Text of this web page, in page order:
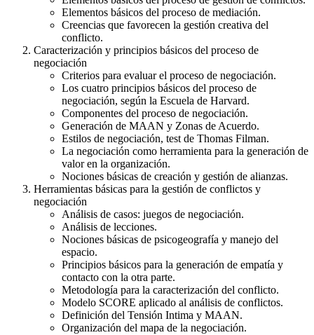
Elementos básicos del proceso de mediación.
Creencias que favorecen la gestión creativa del
conflicto.
Caracterización y principios básicos del proceso de
negociación
Criterios para evaluar el proceso de negociación.
Los cuatro principios básicos del proceso de
negociación, según la Escuela de Harvard.
Componentes del proceso de negociación.
Generación de MAAN y Zonas de Acuerdo.
Estilos de negociación, test de Thomas Filman.
La negociación como herramienta para la generación de
valor en la organización.
Nociones básicas de creación y gestión de alianzas.
Herramientas básicas para la gestión de conflictos y
negociación
Análisis de casos: juegos de negociación.
Análisis de lecciones.
Nociones básicas de psicogeografía y manejo del
espacio.
Principios básicos para la generación de empatía y
contacto con la otra parte.
Metodología para la caracterización del conflicto.
Modelo SCORE aplicado al análisis de conflictos.
Definición del Tensión Intima y MAAN.
Organización del mapa de la negociación.